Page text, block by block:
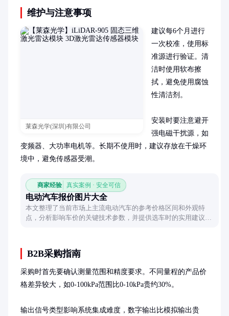
维护与注意事项
莱森光学(深圳)有限公司
建议每6个月进行
一次校准，使用标
准源进行验证。清
洁时使用软布擦
拭，避免使用腐蚀
性清洁剂。
安装时要注意避开
强电磁干扰源，如
变频器、大功率电机等。长期不使用时，建议存放在干燥环
境中，避免传感器受潮。
商家经验 真实案例 · 安全可信
电动汽车报价图片大全
本文整理了当前市场上主流电动汽车的参考价格区间和外观特
点，分析影响车价的关键技术参数，并提供选车时的实用建议，
B2B采购指南
采购时首先要确认测量范围和精度要求。不同量程的产品价
格差异较大，如0-100kPa范围比0-10kPa贵约30%。
输出信号类型影响系统集成难度，数字输出比模拟输出贵